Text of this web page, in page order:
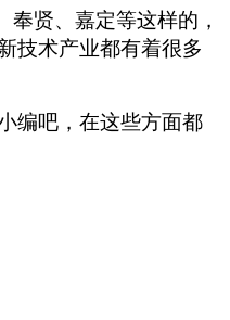
贤、嘉定等这样的，
技术产业都有着很多
编吧，在这些方面都